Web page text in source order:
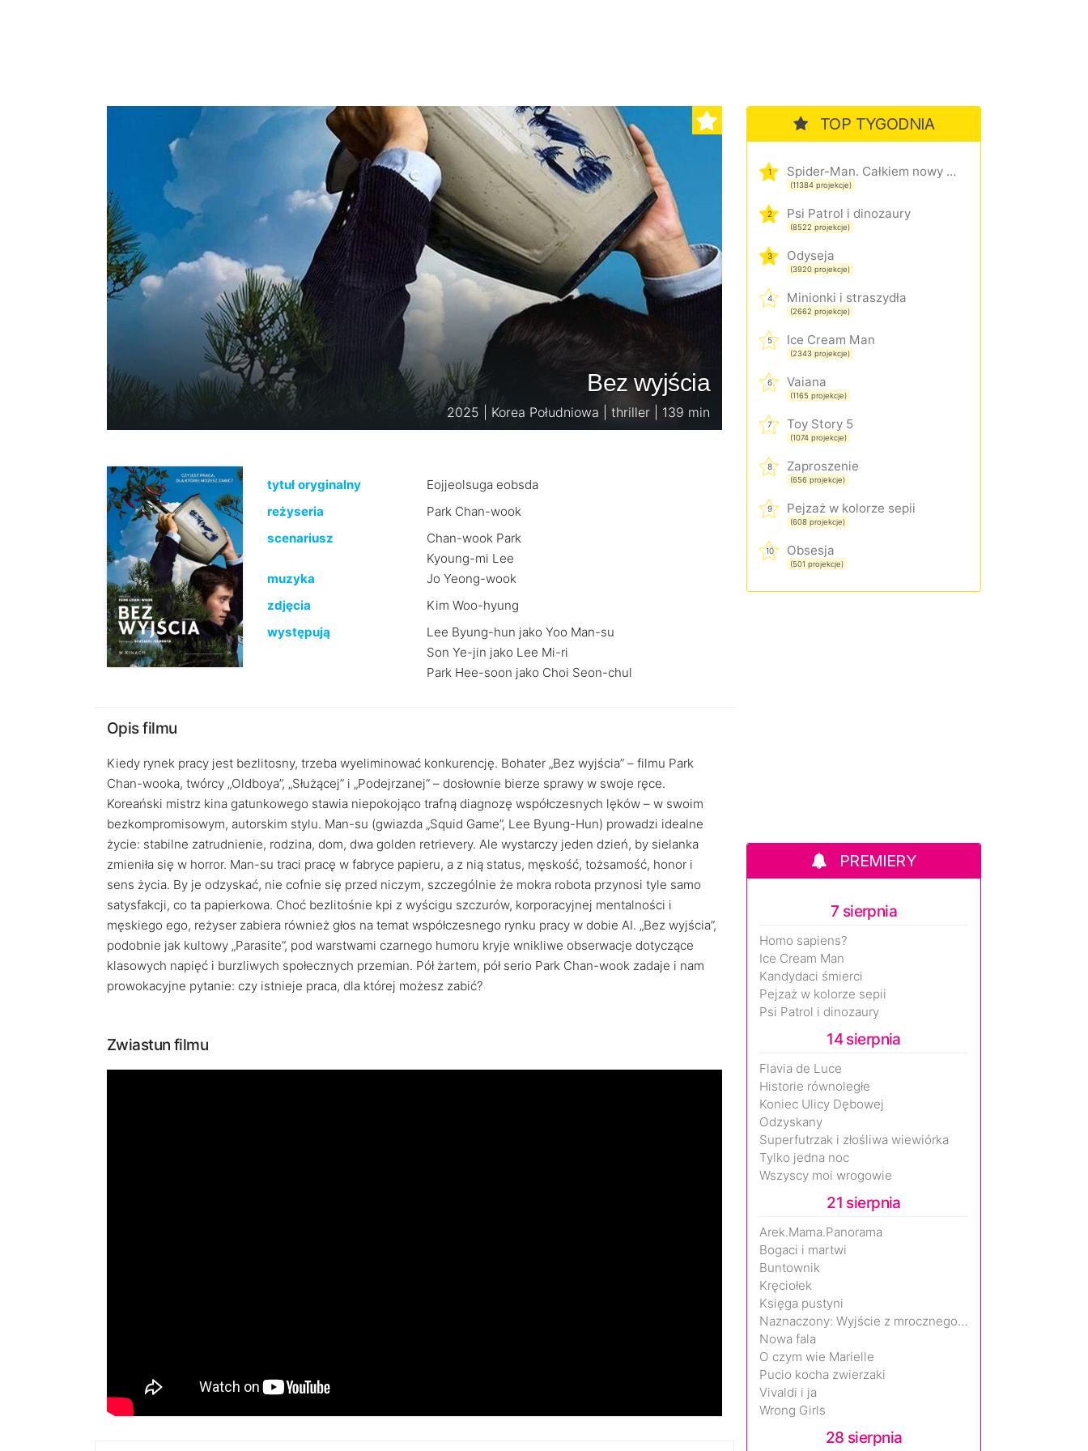
Bez wyjścia
2025 | Korea Południowa | thriller | 139 min
tytuł oryginalny
Eojjeolsuga eobsda
reżyseria
Park Chan-wook
scenariusz
Chan-wook Park
Kyoung-mi Lee
muzyka
Jo Yeong-wook
zdjęcia
Kim Woo-hyung
występują
Lee Byung-hun jako Yoo Man-su
Son Ye-jin jako Lee Mi-ri
Park Hee-soon jako Choi Seon-chul
Opis filmu
Kiedy rynek pracy jest bezlitosny, trzeba wyeliminować konkurencję. Bohater „Bez wyjścia” – filmu Park
Chan-wooka, twórcy „Oldboya”, „Służącej” i „Podejrzanej” – dosłownie bierze sprawy w swoje ręce.
Koreański mistrz kina gatunkowego stawia niepokojąco trafną diagnozę współczesnych lęków – w swoim
bezkompromisowym, autorskim stylu. Man-su (gwiazda „Squid Game”, Lee Byung-Hun) prowadzi idealne
życie: stabilne zatrudnienie, rodzina, dom, dwa golden retrievery. Ale wystarczy jeden dzień, by sielanka
zmieniła się w horror. Man-su traci pracę w fabryce papieru, a z nią status, męskość, tożsamość, honor i
sens życia. By je odzyskać, nie cofnie się przed niczym, szczególnie że mokra robota przynosi tyle samo
satysfakcji, co ta papierkowa. Choć bezlitośnie kpi z wyścigu szczurów, korporacyjnej mentalności i
męskiego ego, reżyser zabiera również głos na temat współczesnego rynku pracy w dobie AI. „Bez wyjścia”,
podobnie jak kultowy „Parasite”, pod warstwami czarnego humoru kryje wnikliwe obserwacje dotyczące
klasowych napięć i burzliwych społecznych przemian. Pół żartem, pół serio Park Chan-wook zadaje i nam
prowokacyjne pytanie: czy istnieje praca, dla której możesz zabić?
Zwiastun filmu
TOP TYGODNIA
1 Spider-Man. Całkiem nowy dzień
(11384 projekcje)
2 Psi Patrol i dinozaury
(8522 projekcje)
3 Odyseja
(3920 projekcje)
4 Minionki i straszydła
(2662 projekcje)
5 Ice Cream Man
(2343 projekcje)
6 Vaiana
(1165 projekcje)
7 Toy Story 5
(1074 projekcje)
8 Zaproszenie
(656 projekcje)
9 Pejzaż w kolorze sepii
(608 projekcje)
10 Obsesja
(501 projekcje)
PREMIERY
7 sierpnia
Homo sapiens?
Ice Cream Man
Kandydaci śmierci
Pejzaż w kolorze sepii
Psi Patrol i dinozaury
14 sierpnia
Flavia de Luce
Historie równoległe
Koniec Ulicy Dębowej
Odzyskany
Superfutrzak i złośliwa wiewiórka
Tylko jedna noc
Wszyscy moi wrogowie
21 sierpnia
Arek.Mama.Panorama
Bogaci i martwi
Buntownik
Kręciołek
Księga pustyni
Naznaczony: Wyjście z mrocznego wymiaru
Nowa fala
O czym wie Marielle
Pucio kocha zwierzaki
Vivaldi i ja
Wrong Girls
28 sierpnia